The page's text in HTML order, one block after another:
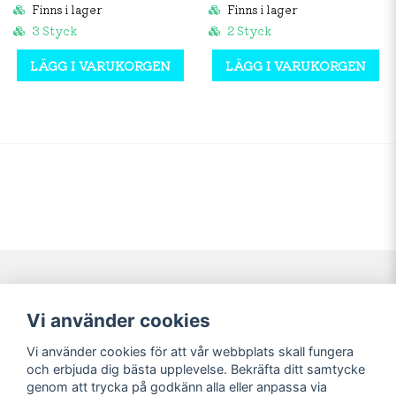
Finns i lager
3 Styck
LÄGG I VARUKORGEN
Finns i lager
2 Styck
LÄGG I VARUKORGEN
Navigering
Nyheter!
Förbeställning
Mitt konto
Logga in
Registrera dig
Glömt lösenord?
Vi använder cookies
Vi använder cookies för att vår webbplats skall fungera
och erbjuda dig bästa upplevelse. Bekräfta ditt samtycke
genom att trycka på godkänn alla eller anpassa via